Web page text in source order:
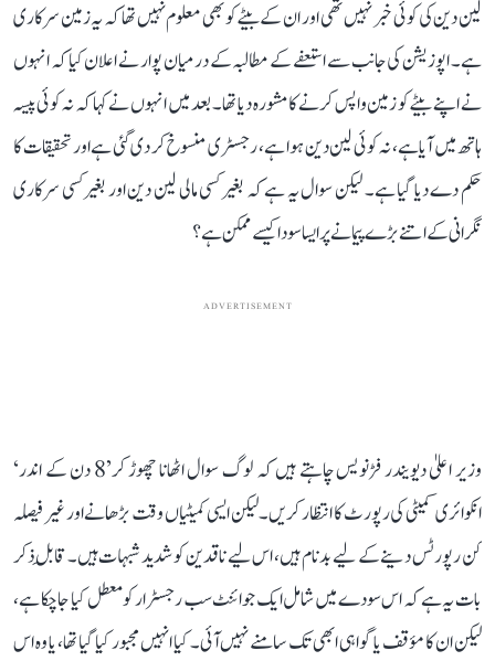
لین دین کی کوئی خبر نہیں تھی اور ان کے بیٹے کو بھی معلوم نہیں تھا کہ یہ زمین سرکاری
ہے۔ اپوزیشن کی جانب سے استعفے کے مطالبہ کے درمیان پوار نے اعلان کیا کہ انہوں
نے اپنے بیٹے کو زمین واپس کرنے کا مشورہ دیا تھا۔ بعد میں انہوں نے کہا کہ نہ کوئی پیسہ
ہاتھ میں آیا ہے، نہ کوئی لین دین ہوا ہے، رجسٹری منسوخ کر دی گئی ہے اور تحقیقات کا
حکم دے دیا گیا ہے۔ لیکن سوال یہ ہے کہ بغیر کسی مالی لین دین اور بغیر کسی سرکاری
نگرانی کے اتنے بڑے پیمانے پر ایسا سودا کیسے ممکن ہے؟
ADVERTISEMENT
وزیر اعلیٰ دیویندر فڑنویس چاہتے ہیں کہ لوگ سوال اٹھانا چھوڑ کر’8 دن کے اندر‘
انکوائری کمیٹی کی رپورٹ کا انتظار کریں۔ لیکن ایسی کمیٹیاں وقت بڑھانے اور غیر فیصلہ
کن رپورٹس دینے کے لیے بدنام ہیں، اس لیے ناقدین کو شدید شبہات ہیں۔ قابلِ ذکر
بات یہ ہے کہ اس سودے میں شامل ایک جوائنٹ سب رجسٹرار کو معطل کیا جا چکا ہے،
لیکن ان کا مؤقف یا گواہی ابھی تک سامنے نہیں آئی۔ کیا انہیں مجبور کیا گیا تھا، یا وہ اس